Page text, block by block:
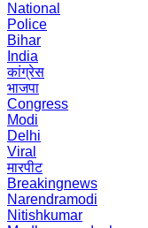
National
Police
Bihar
India
कांग्रेस
भाजपा
Congress
Modi
Delhi
Viral
मारपीट
Breakingnews
Narendramodi
Nitishkumar